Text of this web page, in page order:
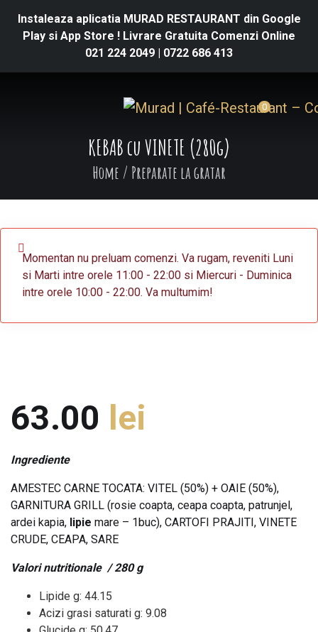
Instaleaza aplicatia MURAD RESTAURANT din Google
Play si App Store ! Livrare Gratuita Comenzi Online
021 224 2049 | 0722 686 413
0
KEBAB cu VINETE (280g)
Home / Preparate la gratar
Momentan nu preluam comenzi. Va rugam, reveniti Luni
si Marti intre orele 11:00 - 22:00 si Miercuri - Duminica
intre orele 10:00 - 22:00. Va multumim!
63.00 lei
Ingrediente
AMESTEC CARNE TOCATA: VITEL (50%) + OAIE (50%),
GARNITURA GRILL (rosie coapta, ceapa coapta, patrunjel,
ardei kapia, lipie mare – 1buc), CARTOFI PRAJITI, VINETE
CRUDE, CEAPA, SARE
Valori nutritionale / 280 g
Lipide g: 44.15
Acizi grasi saturati g: 9.08